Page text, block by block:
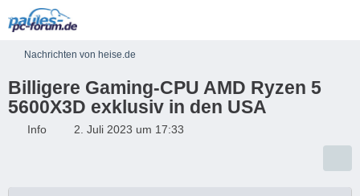
Nachrichten von heise.de
Billigere Gaming-CPU AMD Ryzen 5
5600X3D exklusiv in den USA
Info 2. Juli 2023 um 17:33